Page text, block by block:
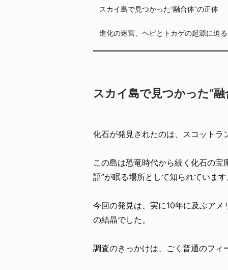
スカイ島で見つかった“融合体”の正体
進化の迷宮、ヘビとトカゲの起源に迫る
スカイ島で見つかった“融
化石が発見されたのは、スコットラ
この島は恐竜時代から続く化石の宝
語”が眠る場所として知られていま
今回の発見は、実に10年に及ぶア
の結晶でした。
調査のきっかけは、ごく普通のフィ